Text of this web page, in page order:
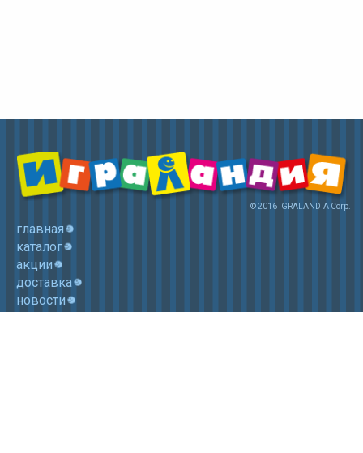
© 2016 IGRALANDIA Corp.
главная
каталог
акции
доставка
новости